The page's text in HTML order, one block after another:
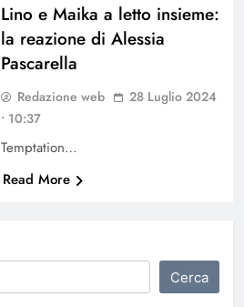
Lino e Maika a letto insieme:
la reazione di Alessia
Pascarella
Redazione web
28 Luglio 2024
• 10:37
Temptation…
Read More
Cerca